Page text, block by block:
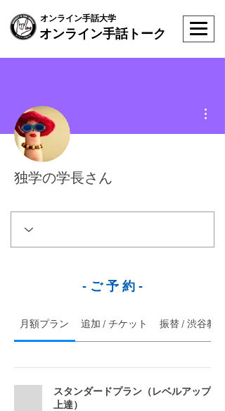
オンライン手話大学
オンライン手話トーク
独学の学長さん
- ご 予 約 -
月額プラン 追加 / チケット 振替 / 渋谷教室
スタンダードプラン（レベルアップ
上達）